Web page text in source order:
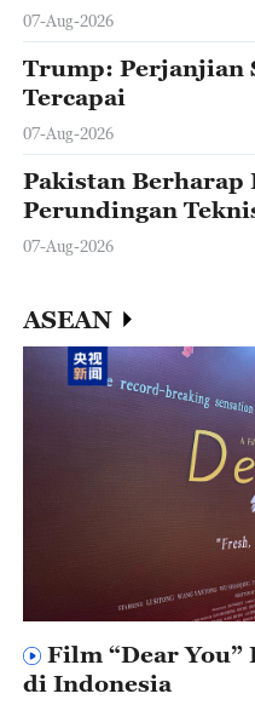
07-Aug-2026
Trump: Perjanjian
Tercapai
07-Aug-2026
Pakistan Berharap
Perundingan
07-Aug-2026
ASEAN
Film “Dear You”
di Indonesia